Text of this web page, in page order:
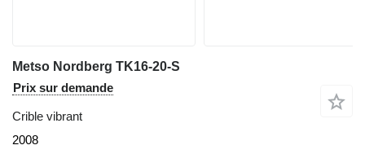
Metso Nordberg TK16-20-S
Prix sur demande
Crible vibrant
2008